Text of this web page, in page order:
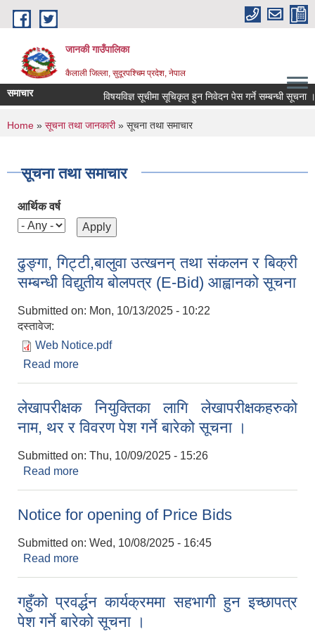
Skip to main content
जानकी गाउँपालिका
कैलाली जिल्ला, सुदूरपश्चिम प्रदेश, नेपाल
समाचार विषयविज्ञ सूचीमा सूचिकृत हुन निवेदन पेस गर्ने सम्बन्धी सूचना ।
You are here
Home » सूचना तथा जानकारी» सूचना तथा समाचार
सूचना तथा समाचार
आर्थिक वर्ष
ढुङ्गा, गिट्टी,बालुवा उत्खनन् तथा संकलन र बिक्री
सम्बन्धी विद्युतीय बोलपत्र (E-Bid) आह्वानको सूचना
Submitted on: Mon, 10/13/2025 - 10:22
दस्तावेज:
Web Notice.pdf
Read more
लेखापरीक्षक नियुक्तिका लागि लेखापरीक्षकहरुको
नाम, थर र विवरण पेश गर्ने बारेको सूचना ।
Submitted on: Thu, 10/09/2025 - 15:26
Read more
Notice for opening of Price Bids
Submitted on: Wed, 10/08/2025 - 16:45
Read more
गहुँको प्रवर्द्धन कार्यक्रममा सहभागी हुन इच्छापत्र
पेश गर्ने बारेको सूचना ।